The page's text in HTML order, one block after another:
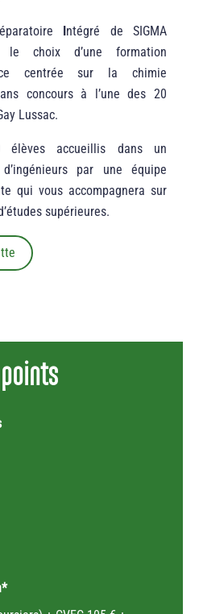
Intégré de SIGMA
le choix d’une formation
centrée sur la chimie
concours à l’une des 20
Lussac.
accueillis dans un
par une équipe
qui vous accompagnera sur
supérieures.